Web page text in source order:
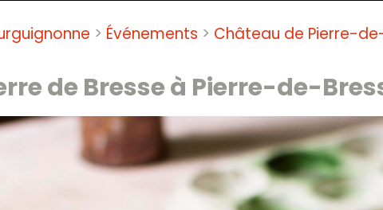
> Événements > Château de Pierre-
de Bresse à Pierre-de-